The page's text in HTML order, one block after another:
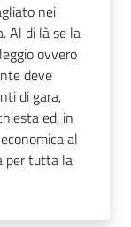
nei
Al di là se la
ovvero
deve
di gara,
ed, in
al
per tutta la